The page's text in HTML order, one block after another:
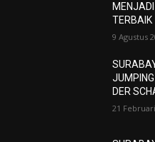
TERBAIK
9 Agustus
DER
21